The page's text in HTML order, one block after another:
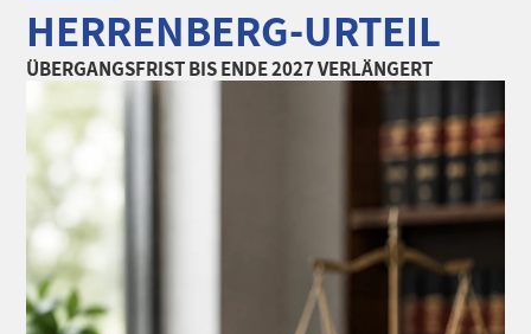
HERRENBERG-URTEIL
ÜBERGANGSFRIST BIS ENDE 2027 VERLÄNGERT